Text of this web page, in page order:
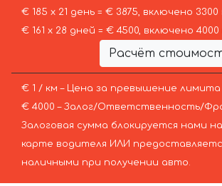
€ 185 х 21 день = € 3875, включено 3300
€ 161 х 28 дней = € 4500, включено 4000
Расчёт
€ 1 / км – Цена за превышение лимита
€ 4000 – Залог/Ответственность/
Залоговая сумма блокируется нами
карте водителя ИЛИ
наличными при получении авто.